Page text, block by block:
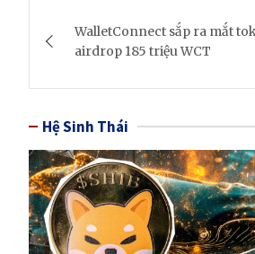
navigation
WalletConnect sắp ra mắt
airdrop 185 triệu WCT
Hệ Sinh Thái